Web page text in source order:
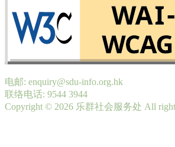
电邮: enquiry@sdu-info.org.hk
联络电话: 9544 3944
Copyright © 2026 乐群社会服务处 All